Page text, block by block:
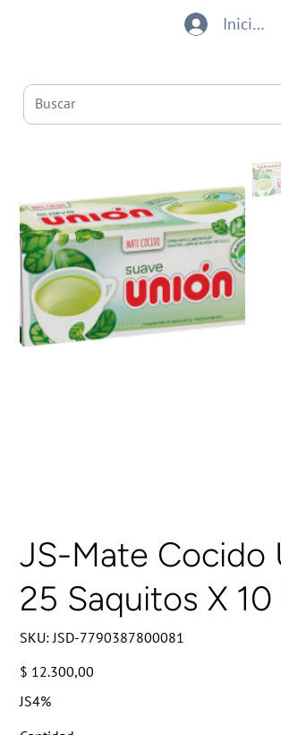
Iniciar
JS-Mate Cocido
25 Saquitos X
SKU: SKU
JSD-
JSD-7790387800081
Precio
$ 12.300,00
JS4%